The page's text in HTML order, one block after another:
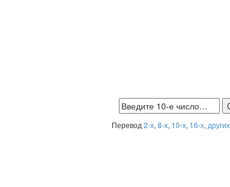
Перевод 2-х, 8-х, 10-х, 16-х, других